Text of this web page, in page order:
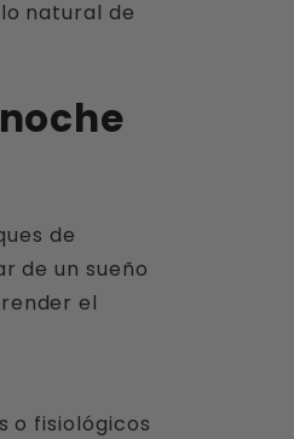
natural de
de
de un sueño
el
o fisiológicos